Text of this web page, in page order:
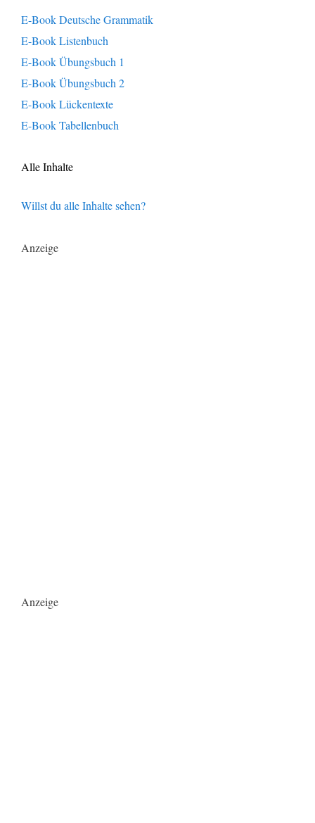
E-Book Deutsche Grammatik
E-Book Listenbuch
E-Book Übungsbuch 1
E-Book Übungsbuch 2
E-Book Lückentexte
E-Book Tabellenbuch
Alle Inhalte
Willst du alle Inhalte sehen?
Anzeige
Anzeige